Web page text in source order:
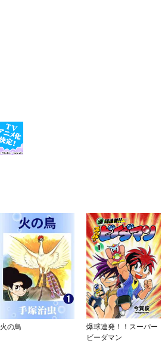
火の鳥
爆球連発！！スーパー
ビーダマン